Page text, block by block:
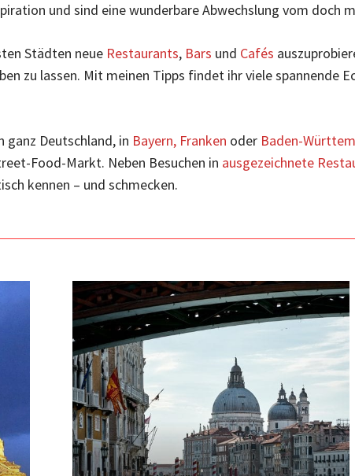
und sind eine wunderbare Abwechslung vom doch
Städten neue Restaurants, Bars und Cafés
zu lassen. Mit meinen Tipps findet ihr viele spannende
ganz Deutschland, in Bayern, Franken oder Baden-
Food-Markt. Neben Besuchen in ausgezeichnete
kennen – und schmecken.